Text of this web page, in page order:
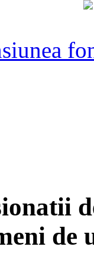
de